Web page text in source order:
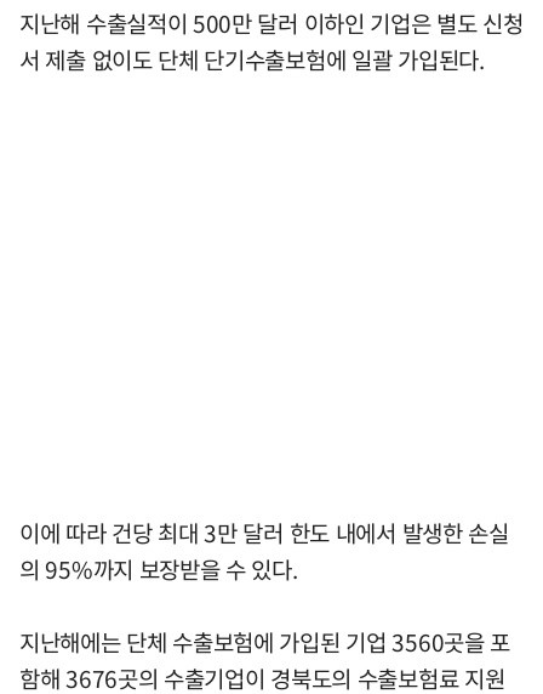
지난해 수출실적이 500만 달러 이하인 기업은 별도 신청
서 제출 없이도 단체 단기수출보험에 일괄 가입된다.
이에 따라 건당 최대 3만 달러 한도 내에서 발생한 손실
의 95%까지 보장받을 수 있다.
지난해에는 단체 수출보험에 가입된 기업 3560곳을 포
함해 3676곳의 수출기업이 경북도의 수출보험료 지원